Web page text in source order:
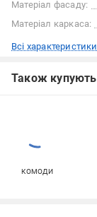
Матеріал фасаду:
Матеріал каркаса:
Всі характеристики
Також купують
КОМОДИ